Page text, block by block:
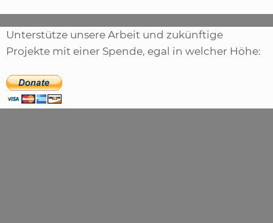
Unterstütze unsere Arbeit und zukünftige
Projekte mit einer Spende, egal in welcher Höhe: